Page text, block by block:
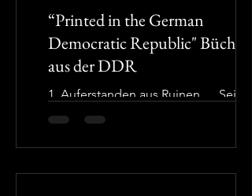
“Printed in the German
Democratic Republic" Bücher
aus der DDR
1. Auferstanden aus Ruinen … Seit
mehr als fünfunddreissig Jahren
Republik nicht mehr. Sie ist aber nicht